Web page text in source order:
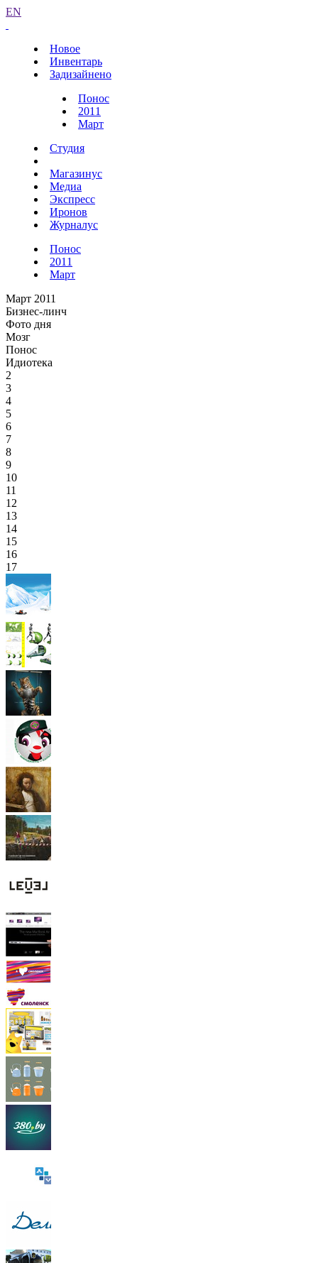
EN
Новое
Инвентарь
Задизайнено
Понос
2011
Март
Студия
Магазинус
Медиа
Экспресс
Иронов
Журналус
Понос
2011
Март
Март 2011
Бизнес-линч
Фото дня
Мозг
Понос
Идиотека
2
3
4
5
6
7
8
9
10
11
12
13
14
15
16
17